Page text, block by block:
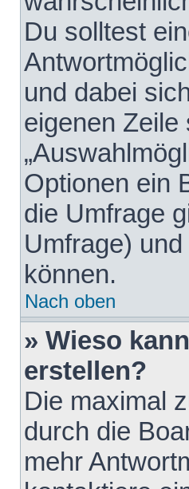
Du solltest
und dabei
eigenen
Optionen ein
die Umfrage
Umfrage)
können.
Nach oben
» Wieso
erstellen?
Die maximal
durch die
mehr